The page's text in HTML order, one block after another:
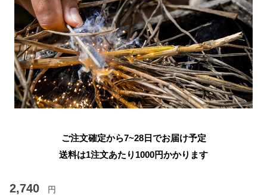
ご注文確定から7~28日でお届け予定
送料は1注文あたり 1000円かかります
2,740 円